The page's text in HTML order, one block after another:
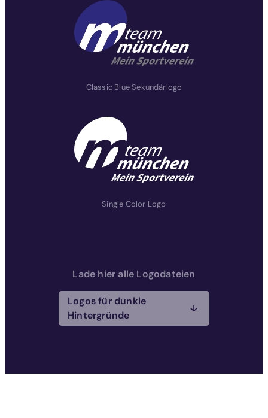
Classic Blue Sekundärlogo
Single Color Logo
Lade hier alle Logodateien
Logos für dunkle
Hintergründe